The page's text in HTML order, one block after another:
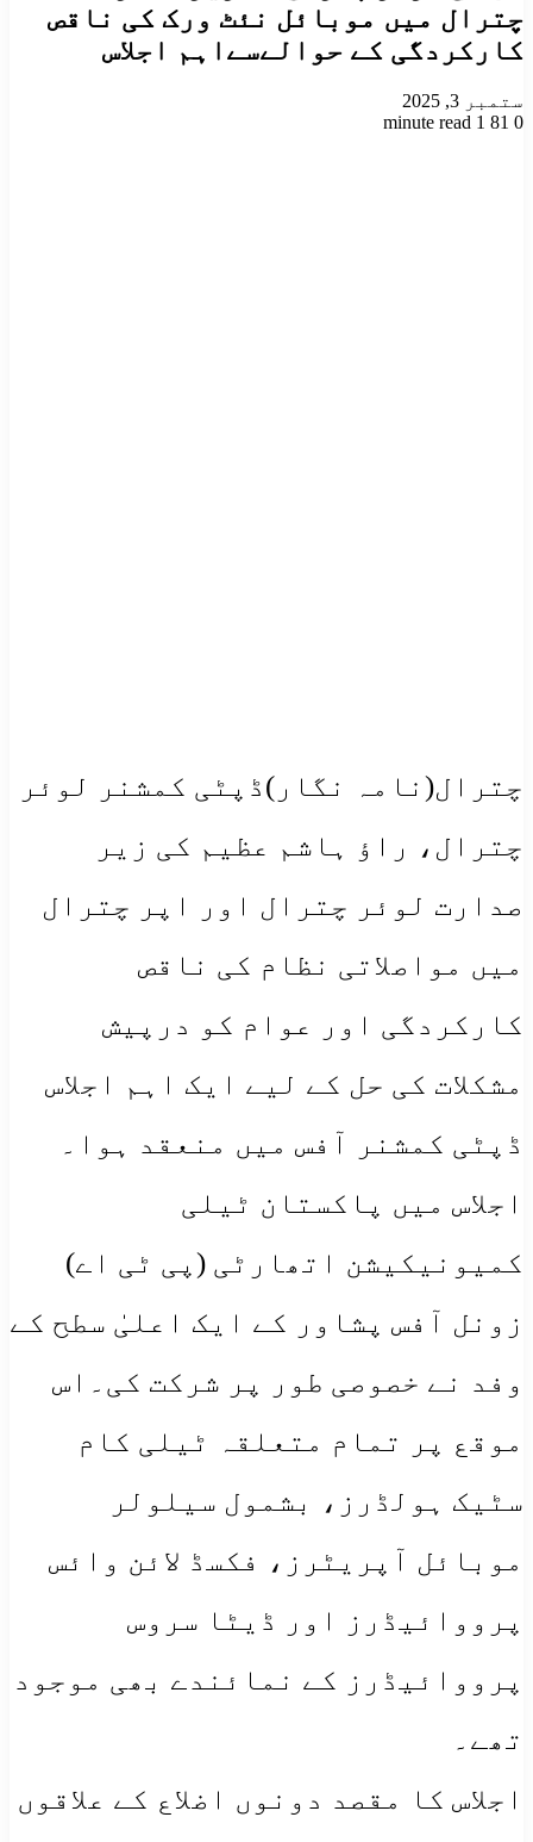
چترال میں موبائل نئٹ ورک کی ناقص
کارکردگی کے حوالےسےاہم اجلاس
ستمبر 3, 2025
0
1 minute read
چترال(نامہ نگار)ڈپٹی کمشنر لوئر
چترال، راؤ ہاشم عظیم کی زیر
صدارت لوئر چترال اور اپر چترال
میں مواصلاتی نظام کی ناقص
کارکردگی اور عوام کو درپیش
مشکلات کی حل کے لیے ایک اہم اجلاس
ڈپٹی کمشنر آفس میں منعقد ہوا۔
اجلاس میں پاکستان ٹیلی
کمیونیکیشن اتھارٹی (پی ٹی اے)
زونل آفس پشاور کے ایک اعلیٰ سطح کے
وفد نے خصوصی طور پر شرکت کی۔اس
موقع پر تمام متعلقہ ٹیلی کام
سٹیک ہولڈرز، بشمول سیلولر
موبائل آپریٹرز، فکسڈ لائن وائس
پرووائیڈرز اور ڈیٹا سروس
پرووائیڈرز کے نمائندے بھی موجود
تھے۔
​اجلاس کا مقصد دونوں اضلاع کے علاقوں